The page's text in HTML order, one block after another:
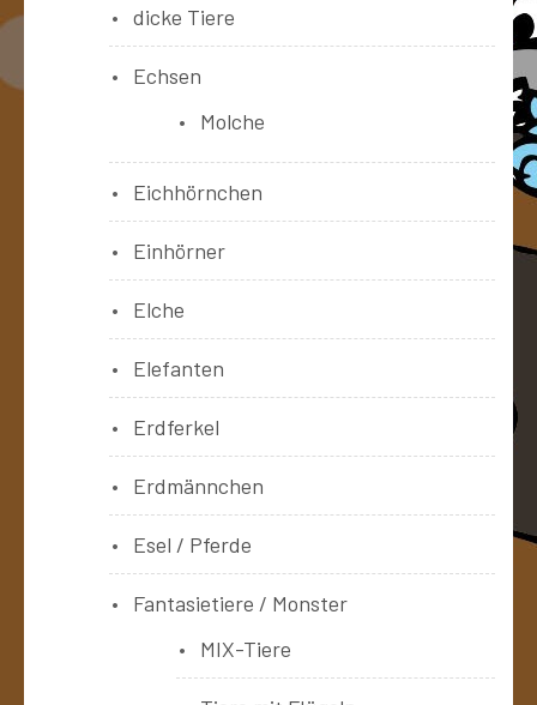
dicke Tiere
Echsen
Molche
Eichhörnchen
Einhörner
Elche
Elefanten
Erdferkel
Erdmännchen
Esel / Pferde
Fantasietiere / Monster
MIX-Tiere